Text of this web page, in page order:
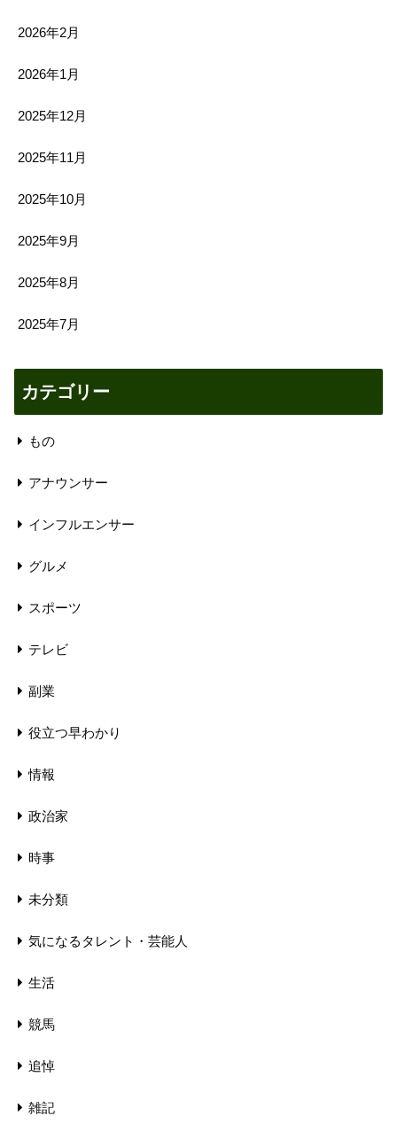
2026年2月
2026年1月
2025年12月
2025年11月
2025年10月
2025年9月
2025年8月
2025年7月
カテゴリー
もの
アナウンサー
インフルエンサー
グルメ
スポーツ
テレビ
副業
役立つ早わかり
情報
政治家
時事
未分類
気になるタレント・芸能人
生活
競馬
追悼
雑記